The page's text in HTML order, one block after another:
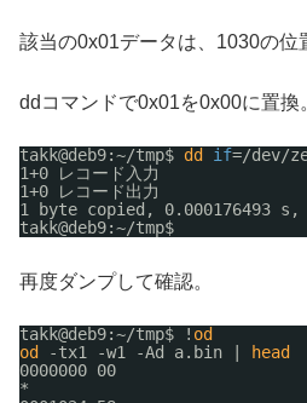
該当の0x01データは、1030の位
ddコマンドで0x01を0x00に置換
takk@deb9:~/tmp$ dd if=/dev/
1+0 レコード入力
1+0 レコード出力
1 byte copied, 0.000176493 s,
takk@deb9:~/tmp$
再度ダンプして確認。
takk@deb9:~/tmp$ ! od
od
-tx1 -w1 -Ad a.bin |
head
0000000 00
*